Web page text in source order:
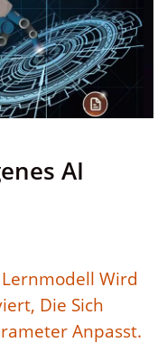
AI
Wird
Die Sich
Anpasst.